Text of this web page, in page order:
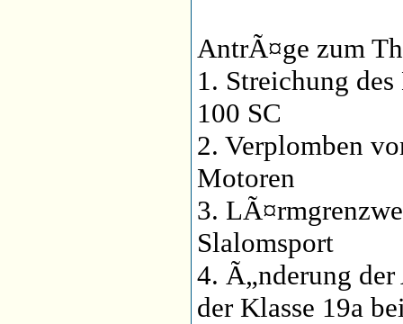
AntrÃ¤ge zum
1. Streichung
100 SC
2. Verplomben
Motoren
3.
Slalomsport
4. Ã„nderung
der Klasse 19a